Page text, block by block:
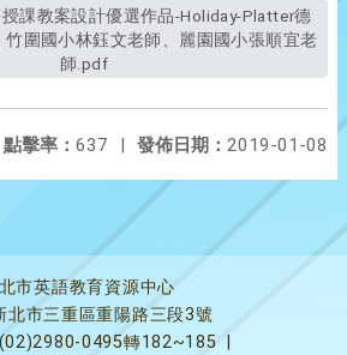
圍國小林鈺文老師、麗園國小張順宜老
師.pdf
發佈日期： 2019-01-08
點擊率： 637 |
市英語教育資源中心
北市三重區重陽路三段3號
(02)2980-0495轉182~185